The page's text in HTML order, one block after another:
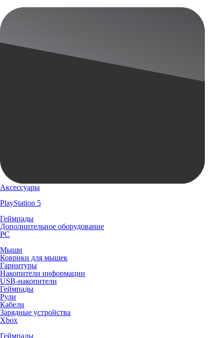
Аксессуары
PlayStation 5
Геймпады
Дополнительное оборудование
PC
Мыши
Коврики для мышек
Гарнитуры
Накопители информации
USB-накопители
Геймпады
Рули
Кабели
Зарядные устройства
Xbox
Геймпады